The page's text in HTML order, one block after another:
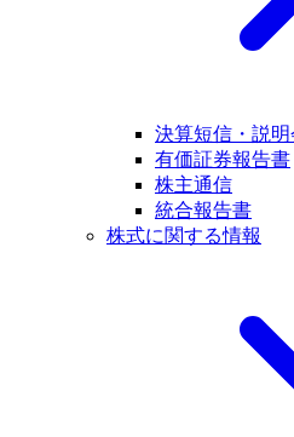
決算短信・説
有価証券報告書
株主通信
統合報告書
株式に関する情報